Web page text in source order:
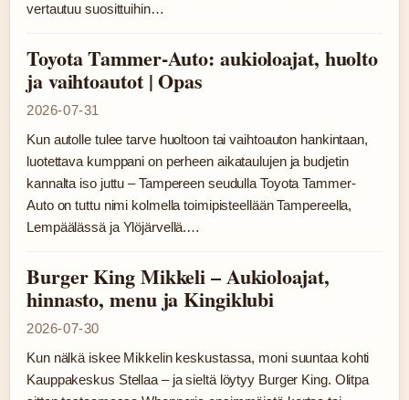
vertautuu suosittuihin…
Toyota Tammer-Auto: aukioloajat, huolto
ja vaihtoautot | Opas
2026-07-31
Kun autolle tulee tarve huoltoon tai vaihtoauton hankintaan,
luotettava kumppani on perheen aikataulujen ja budjetin
kannalta iso juttu – Tampereen seudulla Toyota Tammer-
Auto on tuttu nimi kolmella toimipisteellään Tampereella,
Lempäälässä ja Ylöjärvellä.…
Burger King Mikkeli – Aukioloajat,
hinnasto, menu ja Kingiklubi
2026-07-30
Kun nälkä iskee Mikkelin keskustassa, moni suuntaa kohti
Kauppakeskus Stellaa – ja sieltä löytyy Burger King. Olitpa